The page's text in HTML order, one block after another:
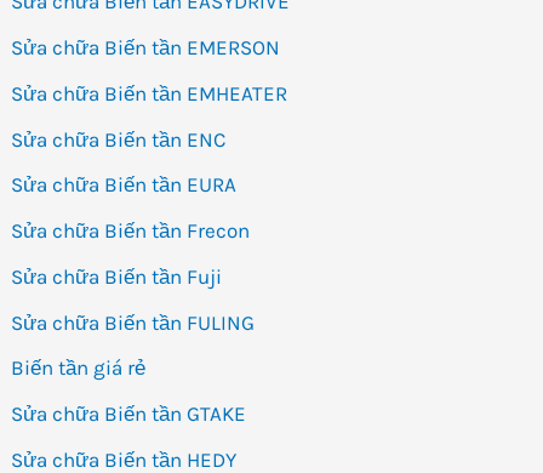
Sửa chữa Biến tần EMERSON
Sửa chữa Biến tần EMHEATER
Sửa chữa Biến tần ENC
Sửa chữa Biến tần EURA
Sửa chữa Biến tần Frecon
Sửa chữa Biến tần Fuji
Sửa chữa Biến tần FULING
Biến tần giá rẻ
Sửa chữa Biến tần GTAKE
Sửa chữa Biến tần HEDY